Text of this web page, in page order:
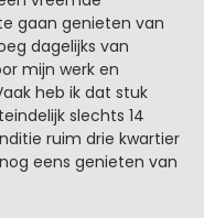
gaan genieten van
dagelijks van
mijn werk en
heb ik dat stuk
slechts 14
ruim drie kwartier
eens genieten van